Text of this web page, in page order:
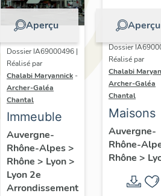
Aperçu
Dossier IA69000496 |
Réalisé par
Chalabi Maryannick -
Archer-Galéa
Chantal
Immeuble
Auvergne-
Rhône-Alpes>
Rhône > Lyon>
Lyon 2e
Arrondissement
Aperçu
Dossier
Réalisé par
Chalabi
Archer-Galéa
Chantal
Maisons
Auvergne-
Rhône-
Rhône >